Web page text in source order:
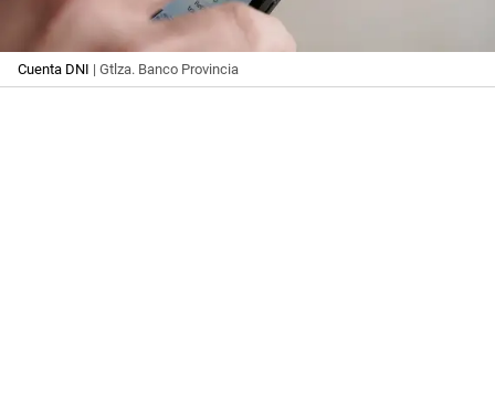
Cuenta DNI | Gtlza. Banco Provincia